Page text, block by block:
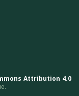
Attribution 4.0